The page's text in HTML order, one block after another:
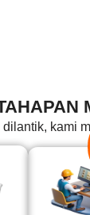
kami